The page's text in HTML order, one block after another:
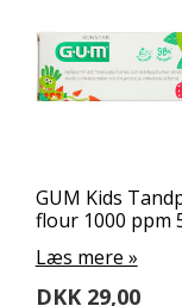
GUM Kids
flour 1000 ppm
Læs mere »
DKK 29,00